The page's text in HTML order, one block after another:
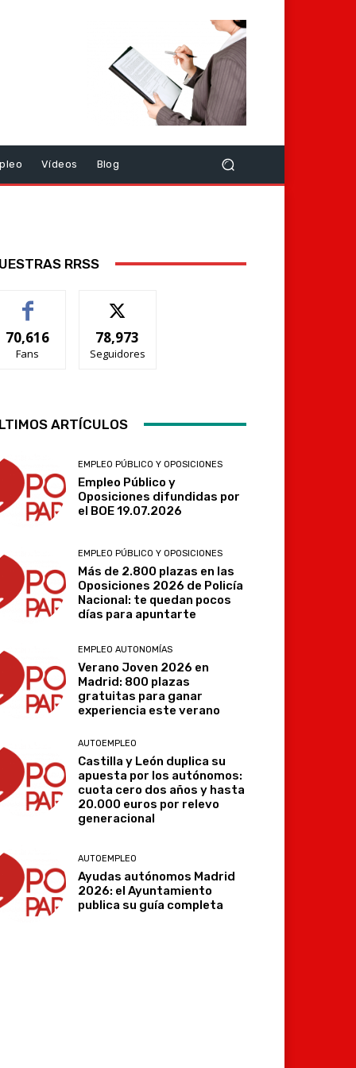
Vídeos Blog
RRSS
70,616
Fans
78,973
Seguidores
ARTÍCULOS
EMPLEO PÚBLICO Y OPOSICIONES
Empleo Público y
Oposiciones difundidas por
el BOE 19.07.2026
EMPLEO PÚBLICO Y OPOSICIONES
Más de 2.800 plazas en las
Oposiciones 2026 de Policía
Nacional: te quedan pocos
días para apuntarte
EMPLEO AUTONOMÍAS
Verano Joven 2026 en
Madrid: 800 plazas
gratuitas para ganar
experiencia este verano
AUTOEMPLEO
Castilla y León duplica su
apuesta por los autónomos:
cuota cero dos años y hasta
20.000 euros por relevo
generacional
AUTOEMPLEO
Ayudas autónomos Madrid
2026: el Ayuntamiento
publica su guía completa